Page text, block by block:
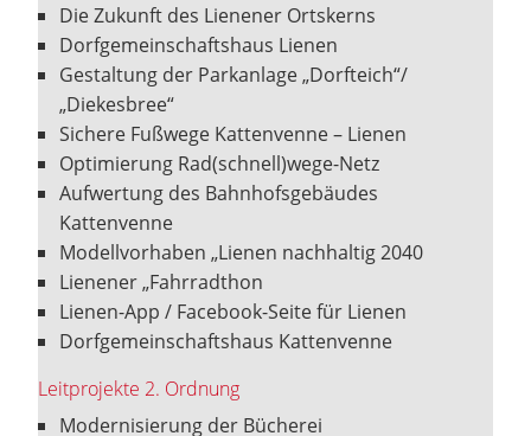
Die Zukunft des Lienener Ortskerns
Dorfgemeinschaftshaus Lienen
Gestaltung der Parkanlage „Dorfteich“/
„Diekesbree“
Sichere Fußwege Kattenvenne – Lienen
Optimierung Rad(schnell)wege-Netz
Aufwertung des Bahnhofsgebäudes
Kattenvenne
Modellvorhaben „Lienen nachhaltig 2040
Lienener „Fahrradthon
Lienen-App / Facebook-Seite für Lienen
Dorfgemeinschaftshaus Kattenvenne
Leitprojekte 2. Ordnung
Modernisierung der Bücherei